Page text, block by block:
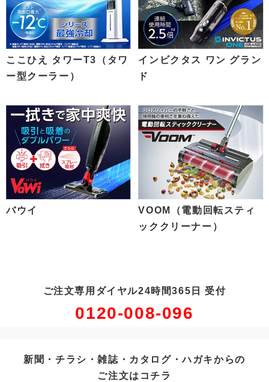
ここひえ タワーT3（タワ
ー型クーラー）
インビクタス ワン グラン
ド
バウイ
VOOM（電動回転スティ
ッククリーナー）
ご注文専用ダイヤル24時間365日 受付
0120-008-096
新聞・チラシ・雑誌・カタログ・ハガキからの
ご注文はコチラ